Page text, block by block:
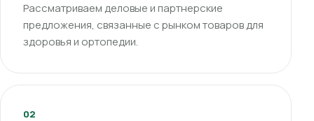
Рассматриваем деловые и партнерские
предложения, связанные с рынком товаров для
здоровья и ортопедии.
02